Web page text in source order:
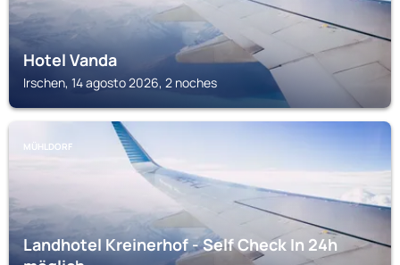
Hotel Vanda
Irschen, 14 agosto 2026, 2 noches
MÜHLDORF
Landhotel Kreinerhof - Self Check In 24h